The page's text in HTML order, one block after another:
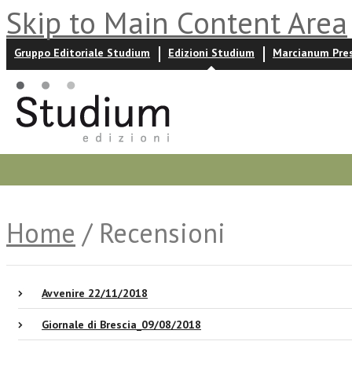
Skip to Main Content Area
Gruppo Editoriale Studium Edizioni Studium Marcianum
Home / Recensioni
Avvenire 22/11/2018
Giornale di Brescia_09/08/2018